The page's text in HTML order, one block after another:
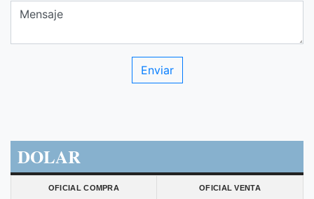
DOLAR
OFICIAL COMPRA OFICIAL VENTA